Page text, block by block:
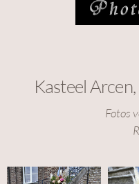
Kasteel
Fotos